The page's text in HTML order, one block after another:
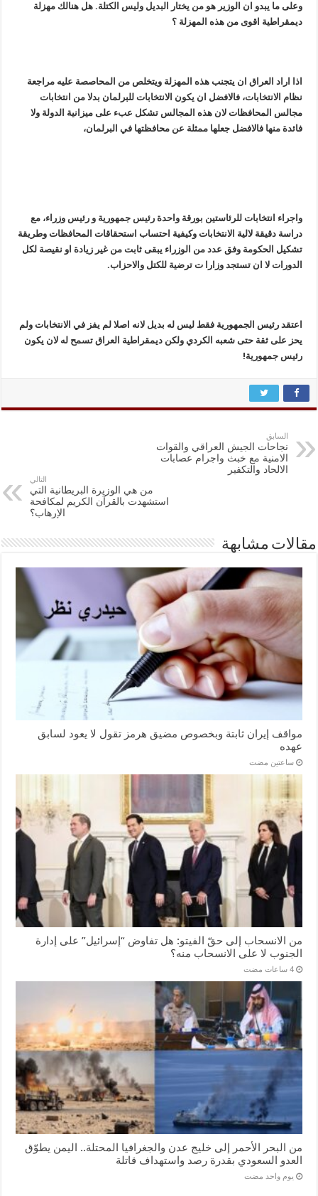
وعلى ما يبدو ان الوزير هو من يختار البديل وليس الكتلة. هل هنالك مهزلة
ديمقراطية اقوى من هذه المهزلة ؟
اذا اراد العراق ان يتجنب هذه المهزلة ويتخلص من المحاصصة عليه مراجعة
نظام الانتخابات، فالافضل ان يكون الانتخابات للبرلمان بدلا من انتخابات
مجالس المحافظات لان هذه المجالس تشكل عبء على ميزانية الدولة ولا
فائدة منها فالافضل جعلها ممثلة عن محافظتها في البرلمان،
واجراء انتخابات للرئاستين بورقة واحدة رئيس جمهورية و رئيس وزراء، مع
دراسة دقيقة لالية الانتخابات وكيفية احتساب استحقاقات المحافظات وطريقة
تشكيل الحكومة وفق عدد من الوزراء يبقى ثابت من غير زيادة او نقيصة لكل
الدورات لا ان تستجد وزارا ت ترضية للكتل والاحزاب.
اعتقد رئيس الجمهورية فقط ليس له بديل لانه اصلا لم يفز في الانتخابات ولم
يحز على ثقة حتى شعبه الكردي ولكن ديمقراطية العراق تسمح له لان يكون
رئيس جمهورية!
السابق
نجاحات الجيش العراقي والقوات
الامنية مع خبث واجرام عصابات
الالحاد والتكفير
التالي
من هي الوزيرة البريطانية التي
استشهدت بالقرآن الكريم لمكافحة
الإرهاب؟
مقالات مشابهة
مواقف إيران ثابتة وبخصوص مضيق هرمز تقول لا يعود لسابق
عهده
‏ساعتين مضت
من الانسحاب إلى حقّ الفيتو: هل تفاوض “إسرائيل” على إدارة
الجنوب لا على الانسحاب منه؟
‏4 ساعات مضت
من البحر الأحمر إلى خليج عدن والجغرافيا المحتلة.. اليمن يطوّق
العدو السعودي بقدرة رصد واستهداف قاتلة
‏يوم واحد مضت